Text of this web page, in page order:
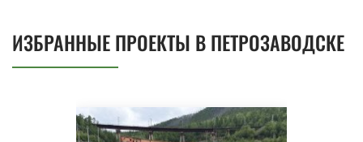
ИЗБРАННЫЕ ПРОЕКТЫ В ПЕТРОЗАВОДСКЕ